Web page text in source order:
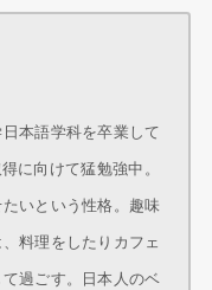
本語学科を卒業して
に向けて猛勉強中。
いという性格。趣味
料理をしたりカフェ
過ごす。日本人のベ